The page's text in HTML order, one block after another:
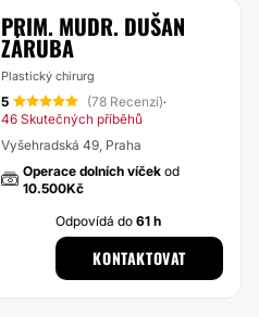
PRIM. MUDR. DUŠAN
ZÁRUBA
Plastický chirurg
5 (78 Recenzí)·
46 Skutečných příběhů
Vyšehradská 49, Praha
Operace dolních víček od
10.500Kč
Odpovídá do61 h
KONTAKTOVAT